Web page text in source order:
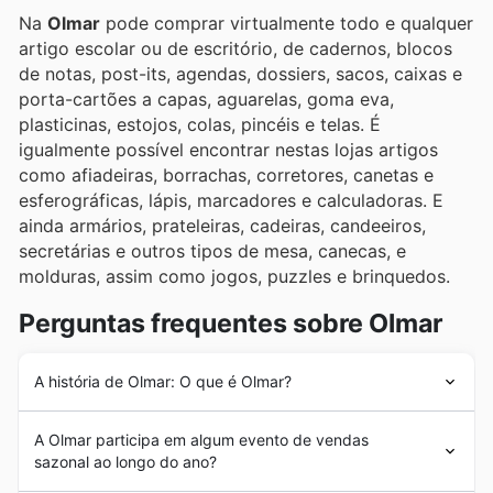
Na Olmar pode comprar virtualmente todo e qualquer
artigo escolar ou de escritório, de cadernos, blocos
de notas, post-its, agendas, dossiers, sacos, caixas e
porta-cartões a capas, aguarelas, goma eva,
plasticinas, estojos, colas, pincéis e telas. É
igualmente possível encontrar nestas lojas artigos
como afiadeiras, borrachas, corretores, canetas e
esferográficas, lápis, marcadores e calculadoras. E
ainda armários, prateleiras, cadeiras, candeeiros,
secretárias e outros tipos de mesa, canecas, e
molduras, assim como jogos, puzzles e brinquedos.
Perguntas frequentes sobre Olmar
A história de Olmar: O que é Olmar?
Fernando Gomes de Oliveira abriu uma pequena loja de
20m2 em São João da Madeira. Com muito esforço e
A Olmar participa em algum evento de vendas
sazonal ao longo do ano?